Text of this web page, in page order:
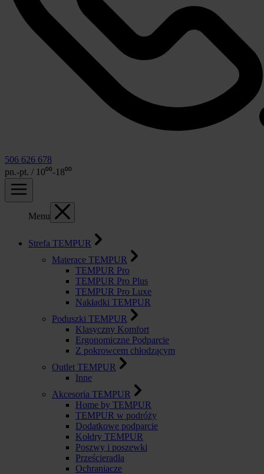
506 626 678
pn.-pt. / 10⁰⁰-18⁰⁰
Menu
Strefa TEMPUR
Materace TEMPUR
TEMPUR Pro
TEMPUR Pro Plus
TEMPUR Pro Luxe
Nakładki TEMPUR
Poduszki TEMPUR
Klasyczny Komfort
Ergonomiczne Podparcie
Z pokrowcem chłodzącym
Outlet TEMPUR
Inne
Akcesoria TEMPUR
Home by TEMPUR
TEMPUR w podróży
Dodatkowe podparcie
Kołdry TEMPUR
Poszwy i poszewki
Prześcieradła
Ochraniacze